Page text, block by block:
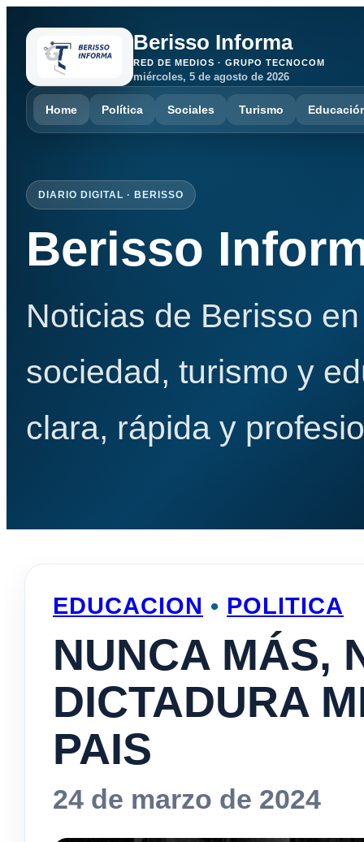
Berisso Informa
RED DE MEDIOS · GRUPO TECNOCOM
miércoles, 5 de agosto de 2026
Home Política Sociales Turismo
DIARIO DIGITAL · BERISSO
Berisso
Noticias de Berisso
sociedad, turismo y
clara, rápida y
EDUCACION • POLITICA
NUNCA MÁS,
DICTADURA
PAIS
24 de marzo de 2024